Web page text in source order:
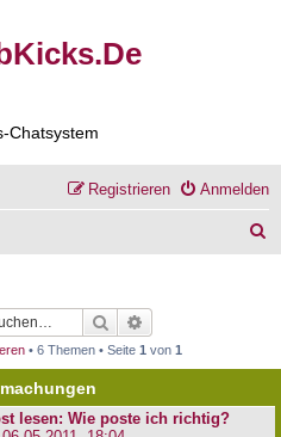
Chatsystem
Anmelden
Registrieren
e
Suche
• 6 Themen • Seite 1 von 1
lesen: Wie poste ich richtig?